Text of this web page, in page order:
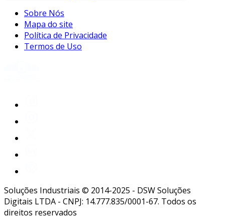
Sobre Nós
Mapa do site
Política de Privacidade
Termos de Uso
Soluções Industriais © 2014-2025 - DSW Soluções
Digitais LTDA - CNPJ: 14.777.835/0001-67. Todos os
direitos reservados